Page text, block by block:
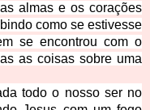
almas e os corações
como se estivesse
se encontrou com o
as coisas sobre uma
todo o nosso ser no